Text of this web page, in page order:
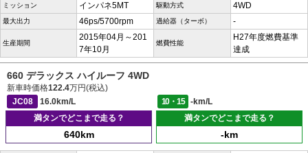
ミッション インパネ5MT 駆動方式 4WD
最大出力 46ps/5700rpm 過給器（ターボ） -
生産期間
2015年04月～201
7年10月
燃費性能
H27年度燃費基準
達成
660 デラックス ハイルーフ 4WD
新車時価格122.4万円(税込)
JC08
16.0km/L 10・15
-km/L
満タンでどこまで走る？
640km
満タンでどこまで走る？
-km